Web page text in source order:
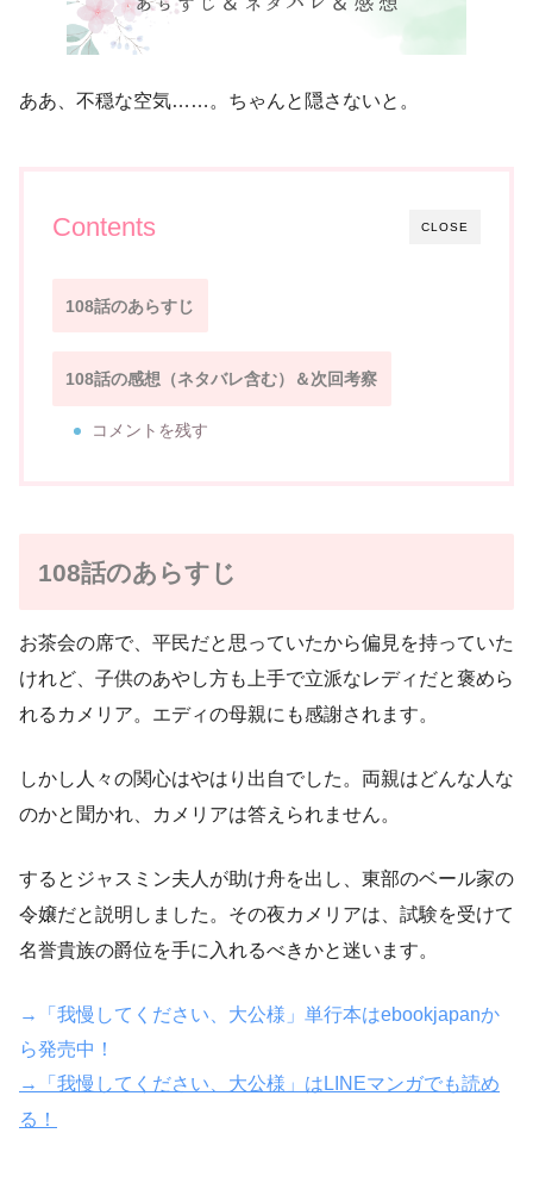
ああ、不穏な空気……。ちゃんと隠さないと。
CLOSE
Contents
108話のあらすじ
108話の感想（ネタバレ含む）＆次回考察
コメントを残す
108話のあらすじ
お茶会の席で、平民だと思っていたから偏見を持っていた
けれど、子供のあやし方も上手で立派なレディだと褒めら
れるカメリア。エディの母親にも感謝されます。
しかし人々の関心はやはり出自でした。両親はどんな人な
のかと聞かれ、カメリアは答えられません。
するとジャスミン夫人が助け舟を出し、東部のベール家の
令嬢だと説明しました。その夜カメリアは、試験を受けて
名誉貴族の爵位を手に入れるべきかと迷います。
→「我慢してください、大公様」単行本はebookjapanか
ら発売中！
→「我慢してください、大公様」はLINEマンガでも読め
る！